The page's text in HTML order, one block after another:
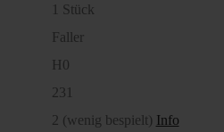
1 Stück
Faller
H0
231
2 (wenig bespielt) Info